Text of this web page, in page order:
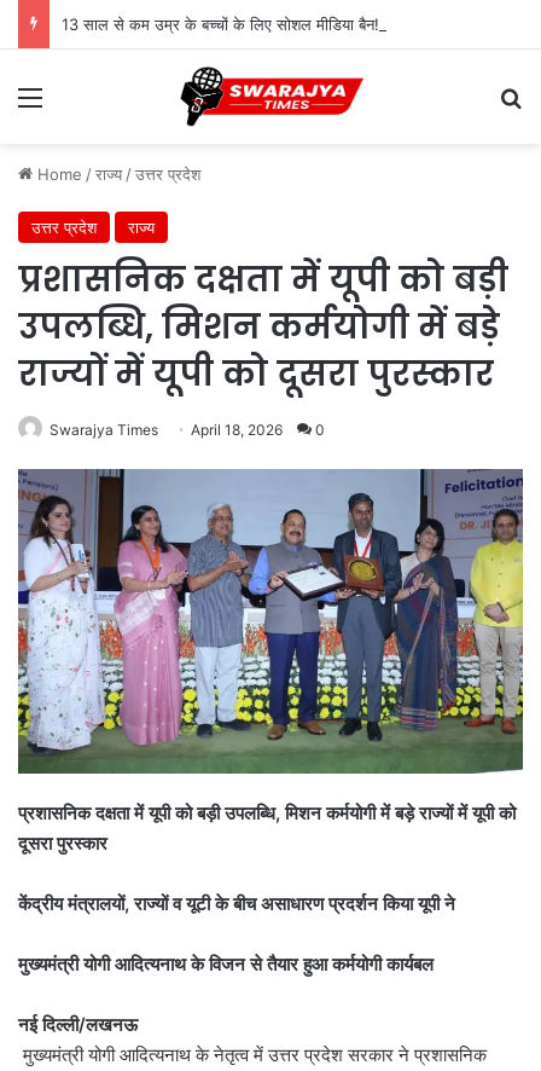
Menu
Home /राज्य /उत्तर प्रदेश
उत्तर प्रदेश राज्य
प्रशासनिक दक्षता में यूपी को बड़ी
उपलब्धि, मिशन कर्मयोगी में बड़े
राज्यों में यूपी को दूसरा पुरस्कार
Swarajya Times April 18, 2026 0
प्रशासनिक दक्षता में यूपी को बड़ी उपलब्धि, मिशन कर्मयोगी में बड़े राज्यों में यूपी को
दूसरा पुरस्कार
केंद्रीय मंत्रालयों, राज्यों व यूटी के बीच असाधारण प्रदर्शन किया यूपी ने
मुख्यमंत्री योगी आदित्यनाथ के विजन से तैयार हुआ कर्मयोगी कार्यबल
नई दिल्ली/लखनऊ
मुख्यमंत्री योगी आदित्यनाथ के नेतृत्व में उत्तर प्रदेश सरकार ने प्रशासनिक